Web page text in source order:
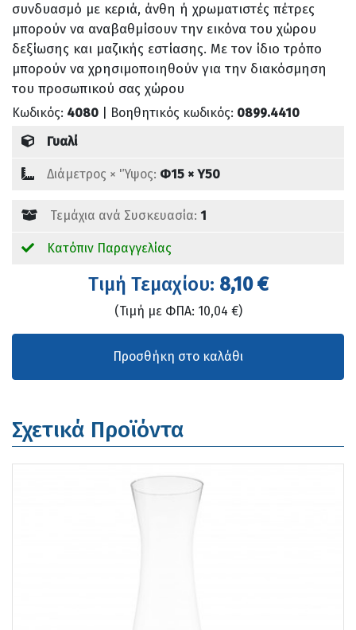
συνδυασμό με κεριά, άνθη ή χρωματιστές πέτρες
μπορούν να αναβαθμίσουν την εικόνα του χώρου
δεξίωσης και μαζικής εστίασης. Με τον ίδιο τρόπο
μπορούν να χρησιμοποιηθούν για την διακόσμηση
του προσωπικού σας χώρου
Κωδικός: 4080 | Βοηθητικός κωδικός: 0899.4410
Γυαλί
Διάμετρος × 'Ύψος: Φ15 × Υ50
Τεμάχια ανά Συσκευασία: 1
Κατόπιν Παραγγελίας
Tιμή Τεμαχίου: 8,10 €
(Τιμή με ΦΠΑ: 10,04 €)
Σχετικά Προϊόντα